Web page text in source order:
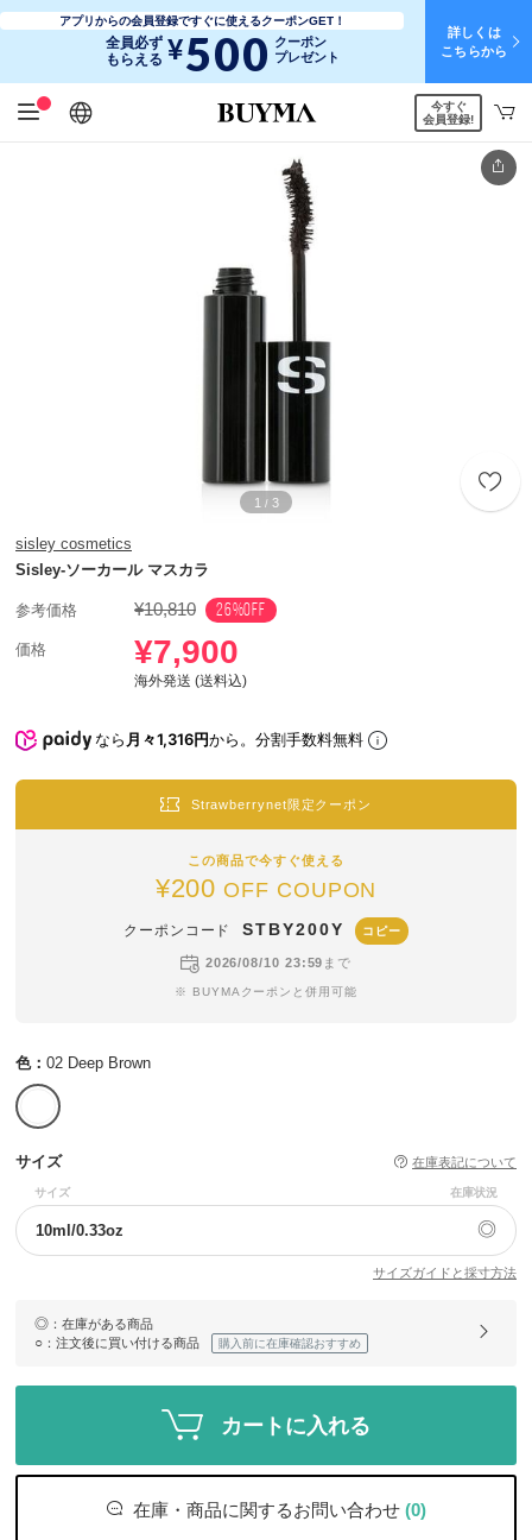
アプリからの会員登録ですぐに使えるクーポンGET！
全員必ず
もらえる ¥500 クーポン
プレゼント
詳しくは
こちらから
日本語
English
简体中文
繁體中文
今すぐ
会員登録!
1 / 3
sisley cosmetics
Sisley-ソーカール マスカラ
参考価格 ¥10,810 26%OFF
価格 ¥7,900
海外発送 (送料込)
なら月々1,316円から。分割手数料無料
Strawberrynet限定クーポン
この商品で今すぐ使える
¥200 OFF COUPON
クーポンコード STBY200Y コピー
2026/08/10 23:59 まで
※ BUYMAクーポンと併用可能
色： 02 Deep Brown
サイズ 在庫表記について
サイズ 在庫状況
10ml/0.33oz ◎
サイズガイドと採寸方法
◎ ：在庫がある商品
○ ：注文後に買い付ける商品 購入前に在庫確認おすすめ
カートに入れる
在庫・商品に関するお問い合わせ (0)